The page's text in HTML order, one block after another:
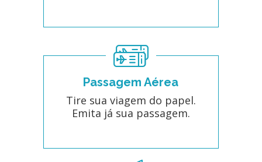
Passagem Aérea
Tire sua viagem do papel.
Emita já sua passagem.